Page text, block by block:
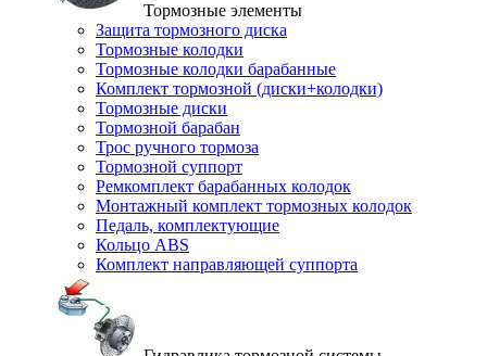
Тормозные элементы
Защита тормозного диска
Тормозные колодки
Тормозные колодки барабанные
Комплект тормозной (диски+колодки)
Тормозные диски
Тормозной барабан
Трос ручного тормоза
Тормозной суппорт
Ремкомплект барабанных колодок
Монтажный комплект тормозных колодок
Педаль, комплектующие
Кольцо ABS
Комплект направляющей суппорта